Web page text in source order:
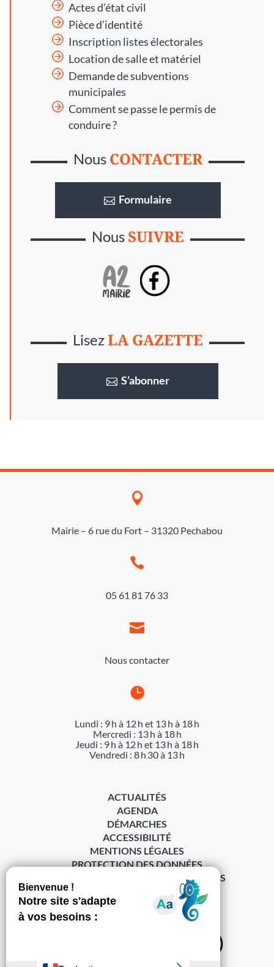
Actes d’état civil
Pièce d’identité
Inscription listes électorales
Location de salle et matériel
Demande de subventions
municipales
Comment se passe le permis de
conduire ?
Nous CONTACTER
Formulaire
NousSUIVRE
LisezLA GAZETTE
S’abonner

Mairie – 6 rue du Fort – 31320 Pechabou

05 61 81 76 33

Nous contacter

Lundi : 9 h à 12 h et 13 h à 18 h
Mercredi : 13 h à 18 h
Jeudi : 9 h à 12 h et 13 h à 18 h
Vendredi : 8 h 30 à 13 h
S’abonner à la Gazette ›
ACTUALITÉS
AGENDA
DÉMARCHES
ACCESSIBILITÉ
MENTIONS LÉGALES
PROTECTION DES DONNÉES
POLITIQUE DE GESTION DES COOKIES